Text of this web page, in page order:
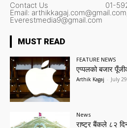
Contact Us 01-
Email:
Everestmedia9@gmail.com
MUST READ
FEATURE NEWS
एप्पलको बजार
Arthik Kagaj - July
News
राष्ट्र बैंकले ८२